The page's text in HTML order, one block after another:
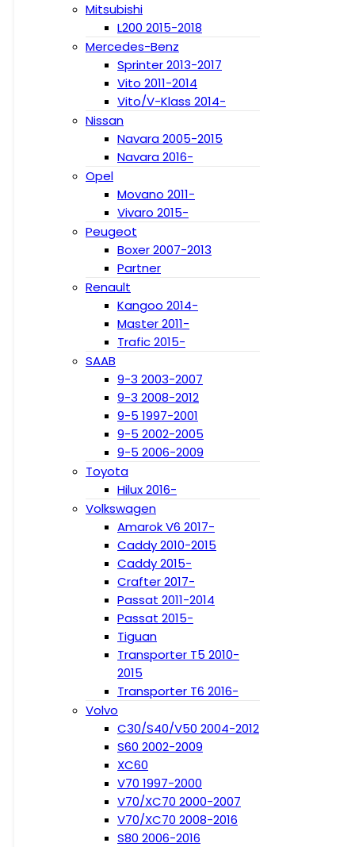
Mitsubishi
L200 2015-2018
Mercedes-Benz
Sprinter 2013-2017
Vito 2011-2014
Vito/V-Klass 2014-
Nissan
Navara 2005-2015
Navara 2016-
Opel
Movano 2011-
Vivaro 2015-
Peugeot
Boxer 2007-2013
Partner
Renault
Kangoo 2014-
Master 2011-
Trafic 2015-
SAAB
9-3 2003-2007
9-3 2008-2012
9-5 1997-2001
9-5 2002-2005
9-5 2006-2009
Toyota
Hilux 2016-
Volkswagen
Amarok V6 2017-
Caddy 2010-2015
Caddy 2015-
Crafter 2017-
Passat 2011-2014
Passat 2015-
Tiguan
Transporter T5 2010-
2015
Transporter T6 2016-
Volvo
C30/S40/V50 2004-2012
S60 2002-2009
XC60
V70 1997-2000
V70/XC70 2000-2007
V70/XC70 2008-2016
S80 2006-2016